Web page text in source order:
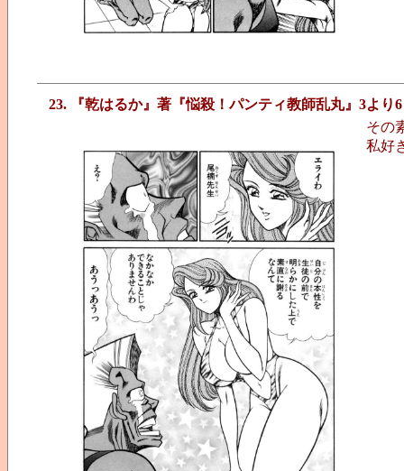
23. 『乾はるか』著『悩殺！パンティ教師乱丸』3より6
その
私好